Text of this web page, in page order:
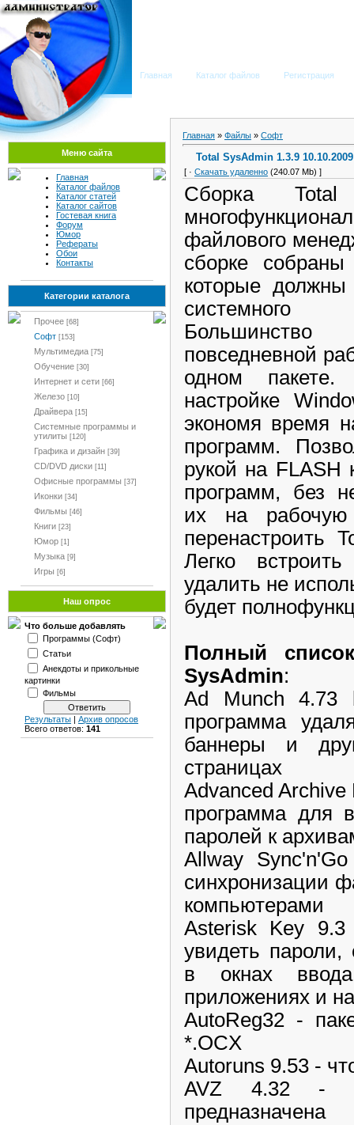
Главная Каталог файлов Регистрация
Меню сайта
Главная
Каталог файлов
Каталог статей
Каталог сайтов
Гостевая книга
Форум
Юмор
Рефераты
Обои
Контакты
Категории каталога
Прочее [68]
Софт [153]
Мультимедиа [75]
Обучение [30]
Интернет и сети [66]
Железо [10]
Драйвера [15]
Системные программы и
утилиты [120]
Графика и дизайн [39]
CD/DVD диски [11]
Офисные программы [37]
Иконки [34]
Фильмы [46]
Книги [23]
Юмор [1]
Музыка [9]
Игры [6]
Наш опрос
Что больше добавлять
Программы (Софт)
Статьи
Анекдоты и прикольные
картинки
Фильмы
Результаты | Архив опросов
Всего ответов: 141
Главная » Файлы » Софт
Total SysAdmin 1.3.9
[ · Скачать удаленно (240.07 Mb) ]
Сборка
файлового
сборке
которые
повседневной
одном
настройке
экономя время
программ.
рукой на FLASH
программ, без
их на
перенастроить
Легко
удалить не
будет
Полный
SysAdmin:
Ad Munch 4.73
программа
баннеры и
страницах
Advanced
программа для
паролей к
Allway
синхронизации
компьютерами
Asterisk Key
увидеть пароли,
в окнах
приложениях и
AutoReg32 -
*.OCX
Autoruns 9.53 -
AVZ 4.32 -